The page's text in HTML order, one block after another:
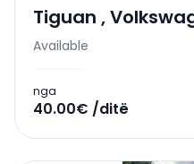
Tiguan ,
Available
nga
40.00€ /ditë